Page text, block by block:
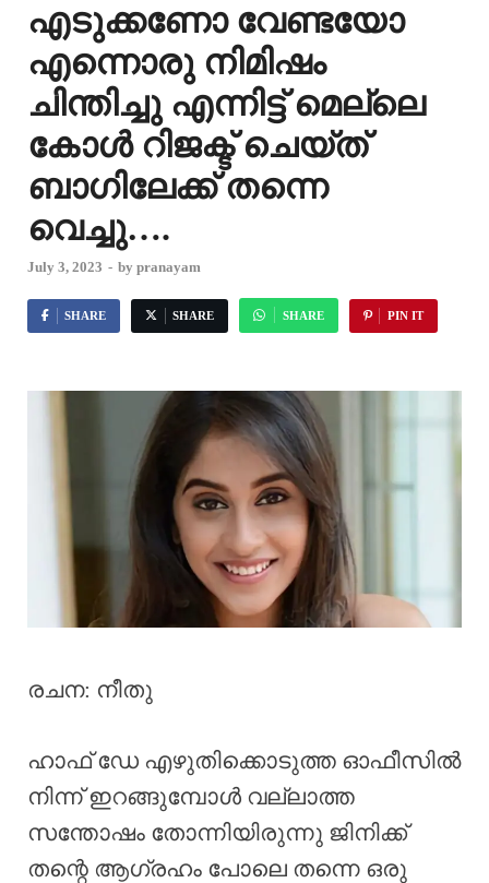
എടുക്കണോ വേണ്ടയോ
എന്നൊരു നിമിഷം
ചിന്തിച്ചു എന്നിട്ട് മെല്ലെ
കോൾ റിജക്ട് ചെയ്ത്
ബാഗിലേക്ക് തന്നെ
വെച്ചു….
July 3, 2023 - by pranayam
SHARE SHARE SHARE PIN IT
രചന: നീതു
ഹാഫ് ഡേ എഴുതിക്കൊടുത്ത ഓഫീസിൽ
നിന്ന് ഇറങ്ങുമ്പോൾ വല്ലാത്ത
സന്തോഷം തോന്നിയിരുന്നു ജിനിക്ക്
തന്റെ ആഗ്രഹം പോലെ തന്നെ ഒരു